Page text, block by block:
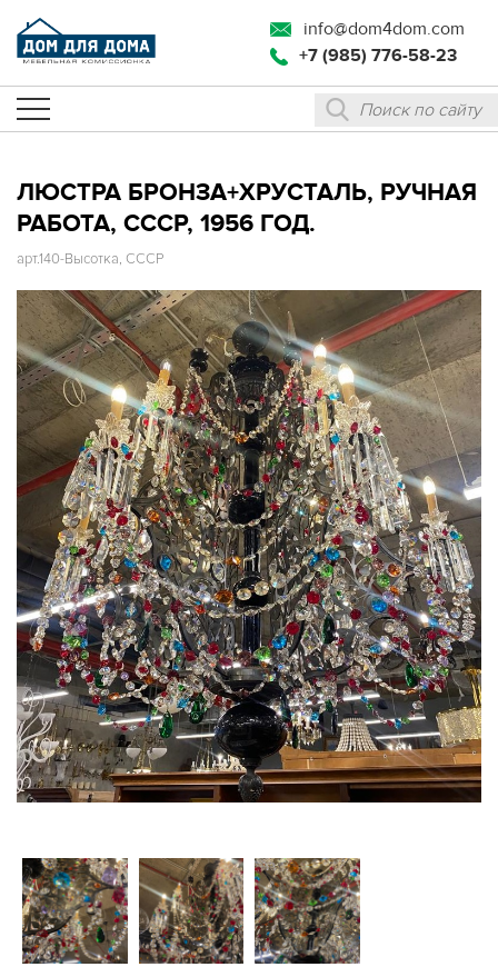
info@dom4dom.com
+7 (985) 776-58-23
ЛЮСТРА БРОНЗА+ХРУСТАЛЬ, РУЧНАЯ
РАБОТА, СССР, 1956 ГОД.
арт.140-Высотка, СССР